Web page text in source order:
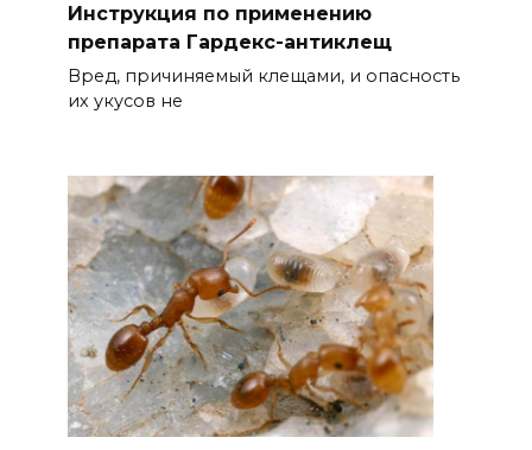
Инструкция по применению
препарата Гардекс-антиклещ
Вред, причиняемый клещами, и опасность
их укусов не